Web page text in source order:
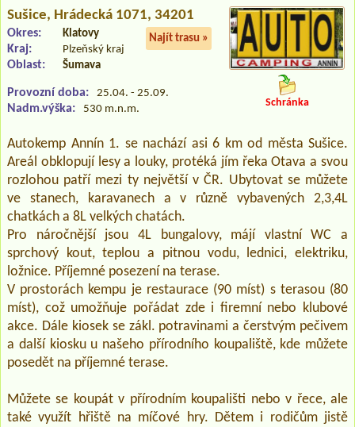
Sušice, Hrádecká 1071, 34201
Najít trasu »
Okres: Klatovy
Kraj: Plzeňský kraj
Oblast: Šumava
Provozní doba: 25.04. - 25.09.
Nadm.výška: 530 m.n.m. Schránka
Autokemp Annín 1. se nachází asi 6 km od města Sušice.
Areál obklopují lesy a louky, protéká jím řeka Otava a svou
rozlohou patří mezi ty největší v ČR. Ubytovat se můžete
ve stanech, karavanech a v různě vybavených 2,3,4L
chatkách a 8L velkých chatách.
Pro náročnější jsou 4L bungalovy, májí vlastní WC a
sprchový kout, teplou a pitnou vodu, lednici, elektriku,
ložnice. Příjemné posezení na terase.
V prostorách kempu je restaurace (90 míst) s terasou (80
míst), což umožňuje pořádat zde i firemní nebo klubové
akce. Dále kiosek se zákl. potravinami a čerstvým pečivem
a další kiosku u našeho přírodního koupaliště, kde můžete
posedět na příjemné terase.
Můžete se koupát v přírodním koupališti nebo v řece, ale
také využít hřiště na míčové hry. Dětem i rodičům jistě